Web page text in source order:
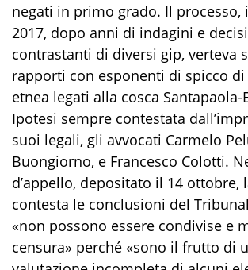
negati in primo grado. Il processo,
2017, dopo anni di indagini e
contrastanti di diversi gip, verteva
rapporti con esponenti di spicco di
etnea legati alla cosca Santapaola-
Ipotesi sempre contestata
suoi legali, gli avvocati Carmelo
Buongiorno, e Francesco Colotti.
d’appello, depositato il 14 ottobre,
contesta le conclusioni del
«non possono essere condivise e
censura» perché «sono il frutto di